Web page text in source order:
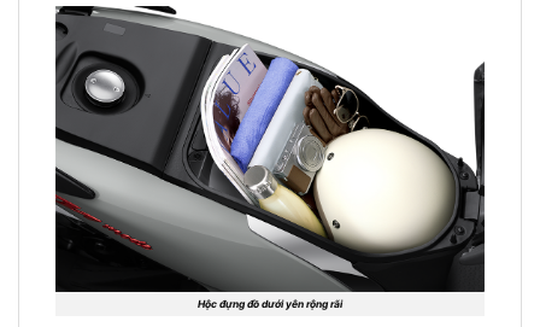
Hộc đựng đồ dưới yên rộng rãi